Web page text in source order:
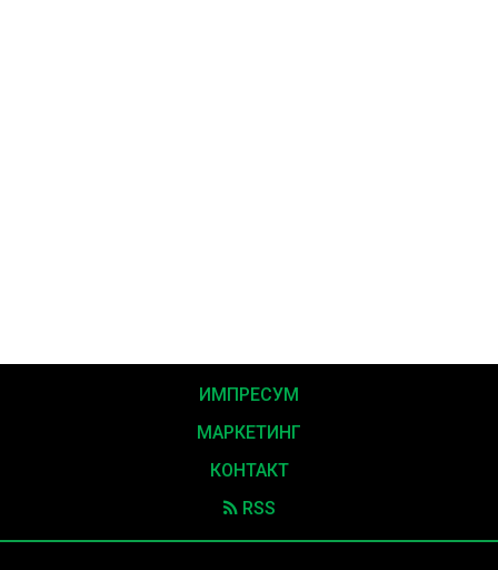
ИМПРЕСУМ
МАРКЕТИНГ
КОНТАКТ
RSS